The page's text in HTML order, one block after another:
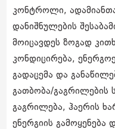
კონტროლი,
დანიშნულების
მოიცავდეს ზოგად
კონდიცირება,
გადაცემა და
გათბობა/გაგრილების
გაგრილება, ჰაერის
ენერგიის გამოყენება